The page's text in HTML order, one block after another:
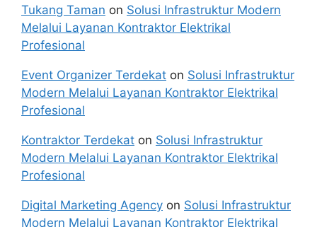
Tukang Taman on Solusi Infrastruktur Modern
Melalui Layanan Kontraktor Elektrikal
Profesional
Event Organizer Terdekat on Solusi Infrastruktur
Modern Melalui Layanan Kontraktor Elektrikal
Profesional
Kontraktor Terdekat on Solusi Infrastruktur
Modern Melalui Layanan Kontraktor Elektrikal
Profesional
Digital Marketing Agency on Solusi Infrastruktur
Modern Melalui Layanan Kontraktor Elektrikal